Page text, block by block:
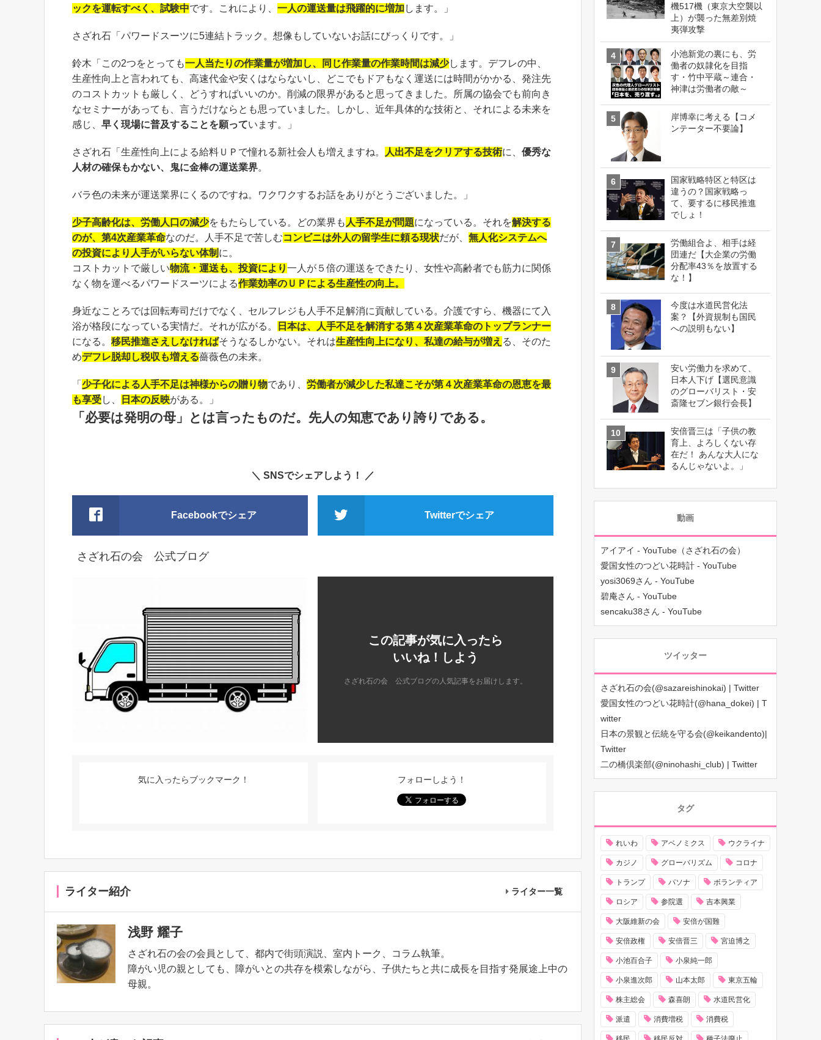
ックを運転すべく、試験中です。これにより、 一人の運送量は飛躍的に増加 します。」
さざれ石「パワードスーツに5連結トラック。想像もしていないお話にびっくりです。」
鈴木「この2つをとっても一人当たりの作業量が増加し、同じ作業量の作業時間は減少します。デフレの中、
生産性向上と言われても、高速代金や安くはならないし、どこでもドアもなく運送には時間がかかる、発注先
のコストカットも厳しく、どうすればいいのか。削減の限界があると思ってきました。所属の協会でも前向き
なセミナーがあっても、言うだけならとも思っていました。しかし、近年具体的な技術と、それによる未来を
感じ、 早く現場に普及することを願っています。」
さざれ石「生産性向上による給料ＵＰで憧れる新社会人も増えますね。 人出不足をクリアする技術に、 優秀な
人材の確保もかない、鬼に金棒の運送業界。
バラ色の未来が運送業界にくるのですね。ワクワクするお話をありがとうございました。」
少子高齢化は、労働人口の減少をもたらしている。どの業界も 人手不足が問題になっている。それを解決する
のが、第4次産業革命なのだ。人手不足で苦しむコンビニは外人の留学生に頼る現状だが、 無人化システムへ
の投資により人手がいらない体制 に。
コストカットで厳しい物流・運送も、投資により一人が５倍の運送をできたり、女性や高齢者でも筋力に関係
なく物を運べるパワードスーツによる作業効率のＵＰによる生産性の向上。
身近なことろでは回転寿司だけでなく、セルフレジも人手不足解消に貢献している。介護ですら、機器にて入
浴が格段になっている実情だ。それが広がる。
日本は、人手不足を解消する第４次産業革命のトップランナー
になる。 移民推進さえしなければそうなるしかない。それは生産性向上になり、私達の給与が増え る、そのた
めデフレ脱却し税収も増える薔薇色の未来。
「 少子化による人手不足は神様からの贈り物であり、 労働者が減少した私達こそが第４次産業革命の恩恵を最
も享受し、 日本の反映がある。」
「必要は発明の母」とは言ったものだ。先人の知恵であり誇りである。
＼ SNSでシェアしよう！ ／
Facebookでシェア Twitterでシェア
さざれ石の会 公式ブログ
この記事が気に入ったら
いいね！しよう
さざれ石の会 公式ブログの人気記事をお届けします。
気に入ったらブックマーク！ フォローしよう！
ライター紹介 ライター一覧
浅野 耀子
さざれ石の会の会員として、都内で街頭演説、室内トーク、コラム執筆。
障がい児の親としても、障がいとの共存を模索しながら、子供たちと共に成長を目指す発展途上中の
母親。
機517機（東京大空襲以
上）が襲った無差別焼
夷弾攻撃
小池新党の裏にも、労
働者の奴隷化を目指
す・竹中平蔵～連合・
神津は労働者の敵～
岸博幸に考える【コメ
ンテーター不要論】
国家戦略特区と特区は
違うの？国家戦略っ
て、要するに移民推進
でしょ！
労働組合よ、相手は経
団連だ【大企業の労働
分配率43％を放置する
な！】
今度は水道民営化法
案？【外資規制も国民
への説明もない】
安い労働力を求めて、
日本人下げ【選民意識
のグローバリスト・安
斎隆セブン銀行会長】
安倍晋三は「子供の教
育上、よろしくない存
在だ！ あんな大人にな
るんじゃないよ。」
動画
アイアイ - YouTube（さざれ石の会）
愛国女性のつどい花時計 - YouTube
yosi3069さん - YouTube
碧庵さん - YouTube
sencaku38さん - YouTube
ツイッター
さざれ石の会(@sazareishinokai) | Twitter
愛国女性のつどい花時計(@hana_dokei) | T
witter
日本の景観と伝統を守る会(@keikandento)|
Twitter
二の橋倶楽部(@ninohashi_club) | Twitter
タグ
れいわ アベノミクス ウクライナ
カジノ グローバリズム コロナ
トランプ パソナ ボランティア
ロシア 参院選 吉本興業
大阪維新の会 安倍が国難
安倍政権 安倍晋三 宮迫博之
小池百合子 小泉純一郎
小泉進次郎 山本太郎 東京五輪
株主総会 森喜朗 水道民営化
派遣 消費増税 消費税